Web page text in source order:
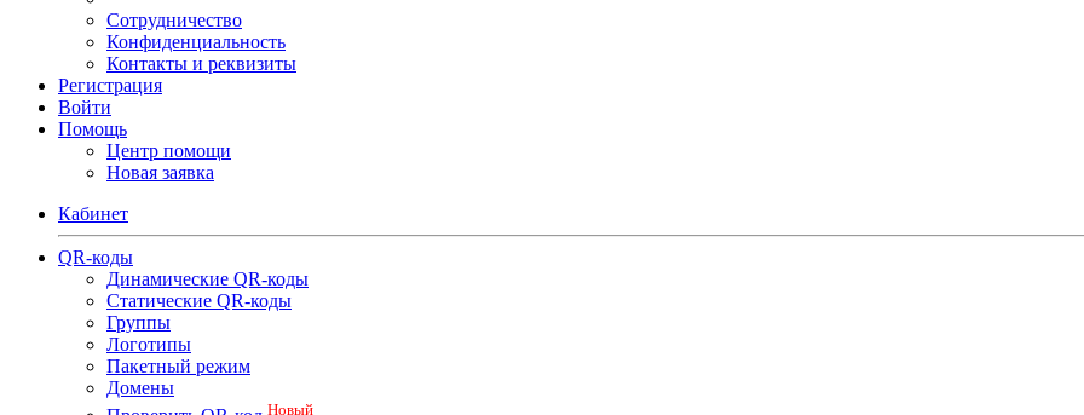
Сотрудничество
Конфиденциальность
Контакты и реквизиты
Регистрация
Войти
Помощь
Центр помощи
Новая заявка
Кабинет
QR-коды
Динамические QR-коды
Статические QR-коды
Группы
Логотипы
Пакетный режим
Домены
Новый